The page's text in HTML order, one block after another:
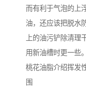
而有利于气泡的上
油，还应该把脱水
上的油污铲除清理
用新油槽时更一些。
桃花油脂介绍挥发
围